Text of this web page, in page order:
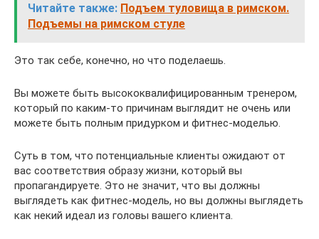
Читайте также: Подъем туловища в римском.
Подъемы на римском стуле
Это так себе, конечно, но что поделаешь.
Вы можете быть высококвалифицированным тренером,
который по каким-то причинам выглядит не очень или
можете быть полным придурком и фитнес-моделью.
Суть в том, что потенциальные клиенты ожидают от
вас соответствия образу жизни, который вы
пропагандируете. Это не значит, что вы должны
выглядеть как фитнес-модель, но вы должны выглядеть
как некий идеал из головы вашего клиента.